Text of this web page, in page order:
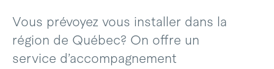
Vous prévoyez vous installer dans la
région de Québec? On offre un
service d’accompagnement